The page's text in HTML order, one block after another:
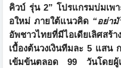
คิวบ์ รุ่น2”โปรแกรมบ่มเพ
อใหม่ ภายใต้แนวคิด “อย่า
อัพชาวไทยที่มีไอเดียเลิศสร้า
เบื้องต้นวงเงินทีมละ 5 แสน ก
เข้มข้นตลอด 99 วันโดยผู้